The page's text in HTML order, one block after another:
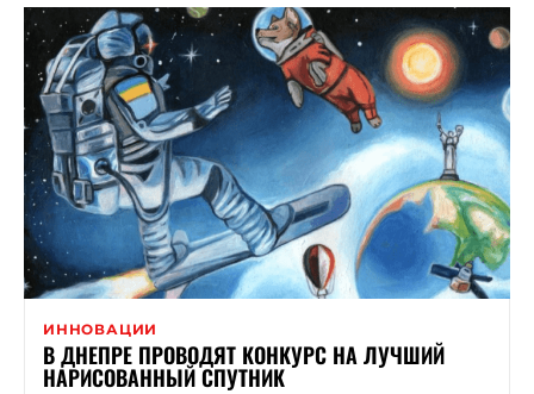
ИННОВАЦИИ
В ДНЕПРЕ ПРОВОДЯТ КОНКУРС НА ЛУЧШИЙ
НАРИСОВАННЫЙ СПУТНИК